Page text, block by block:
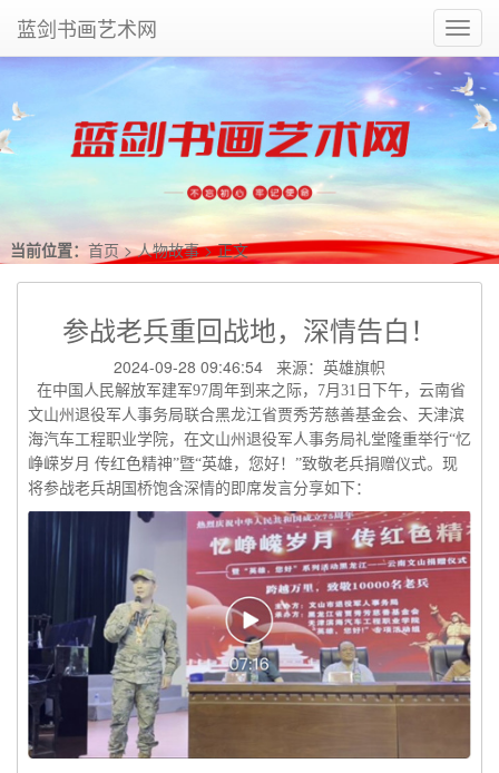
蓝剑书画艺术网
当前位置： 首页>人物故事> 正文
参战老兵重回战地，深情告白！
2024-09-28 09:46:54 来源：英雄旗帜
在中国人民解放军建军97周年到来之际，7月31日下午，云南省
文山州退役军人事务局联合黑龙江省贾秀芳慈善基金会、天津滨
海汽车工程职业学院，在文山州退役军人事务局礼堂隆重举行“忆
峥嵘岁月 传红色精神”暨“英雄，您好！”致敬老兵捐赠仪式。现
将参战老兵胡国桥饱含深情的即席发言分享如下：